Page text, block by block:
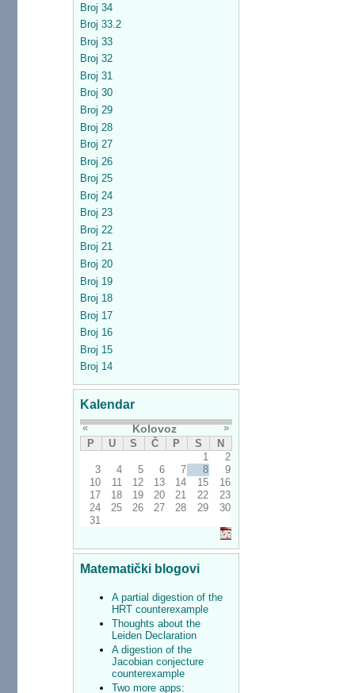
Broj 34
Broj 33.2
Broj 33
Broj 32
Broj 31
Broj 30
Broj 29
Broj 28
Broj 27
Broj 26
Broj 25
Broj 24
Broj 23
Broj 22
Broj 21
Broj 20
Broj 19
Broj 18
Broj 17
Broj 16
Broj 15
Broj 14
Kalendar
« Kolovoz
»
P
U S Č P S
N
1
2
3
4 5 6 7 8
9
10
11 12 13 14 15
16
17
18 19 20 21 22
23
24
25 26 27 28 29
30
31
Matematički blogovi
A partial digestion of the
HRT counterexample
Thoughts about the
Leiden Declaration
A digestion of the
Jacobian conjecture
counterexample
Two more apps: